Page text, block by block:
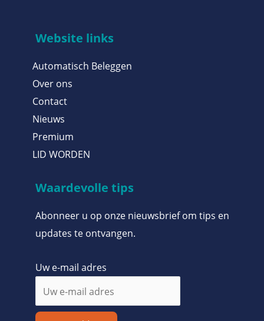
Website links
Automatisch Beleggen
Over ons
Contact
Nieuws
Premium
LID WORDEN
Waardevolle tips
Abonneer u op onze nieuwsbrief om tips en
updates te ontvangen.
Uw e-mail adres